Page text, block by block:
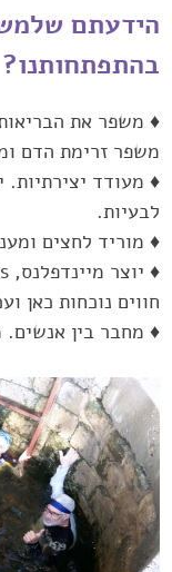
הידעתם
בהתפתחותנו?‏
♦ משפר את
משפר ‏זרימת הדם
♦ מעודד יצירתיות.
לבעיות.‏
♦ מוריד לחצים
חווים נוכחות כאן
♦ מחבר בין אנשים.